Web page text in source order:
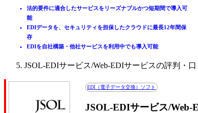
動画で学ぶ
IT製品比較TOP
在庫・購買
EDI（電子データ交換）ソフト
JSOL-EDIサービス/Web-EDIサービスの評判・口
EDI（電子データ交換）ソフト
JSOL-EDIサービス/Web-
FAXや電話で行う受発注業務をシステム化
5000社以上のBtoBノウハウでさまざまな業種・業態に対応
貴社に合わせたカスタマイズが可能
購買業務に関わる手間・コストを大幅削減！！
Web画面で納期の回答・照会、データの二次活用も可能！
操作がシンプルで簡単に電子化をスタートできる！
年間数10兆円超の商取引情報を支えるシステム連携基盤サービス
マルチプロトコル・マルチフォーマットで様々な連携ニーズに対
応
金融EDI(全銀EDI/ZEDI)、電子帳簿保存法にも対応可能
見積～検収までの一連の購買業務プロセスを実現
購買情報の一元化と可視化
購買業務のコンプライアンス強化
40年以上に渡るEDIサービスの提供と14,000サイト以上の接続実
績
NTTグループの高品質NWと国内最高レベルの堅牢なクラウド基
盤
EDI ＋ 付加価値でお客様業務を幅広く支援
月額3万円から利用可能なクラウド型EDIサービス
マルチプロトコル対応。サービス開始10年以上で豊富な接続実績
EDI専門部隊による安心のサポート。24時間365日のサービス提供
法的要件に適合したサービスをリーズナブルかつ短期間で導入可
能
EDIデータを、セキュリティを担保したクラウドに最長12年間保
存
EDIを自社構築・他社サービスを利用中でも導入可能